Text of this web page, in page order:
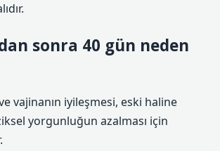
sonra 40 gün neden
vajinanın iyileşmesi, eski haline
yorgunluğun azalması için